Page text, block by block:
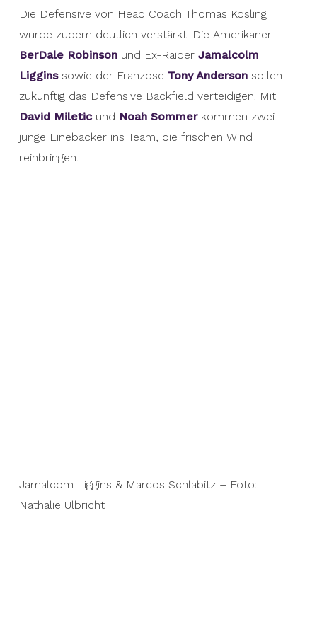
Die Defensive von Head Coach Thomas Kösling
wurde zudem deutlich verstärkt. Die Amerikaner
BerDale Robinsonund Ex-Raider Jamalcolm
Ligginssowie der Franzose Tony Andersonsollen
zukünftig das Defensive Backfield verteidigen. Mit
David Mileticund Noah Sommerkommen zwei
junge Linebacker ins Team, die frischen Wind
reinbringen.
Jamalcom Liggins & Marcos Schlabitz – Foto:
Nathalie Ulbricht